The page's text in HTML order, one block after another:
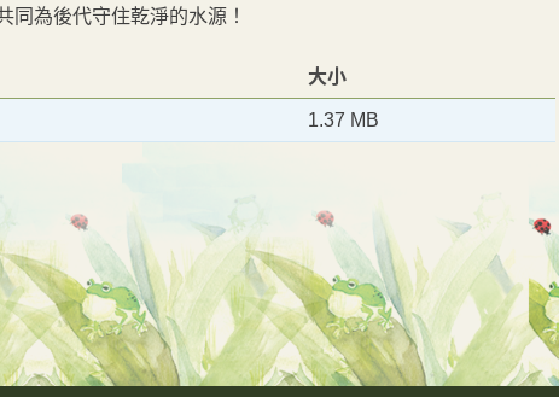
同為後代守住乾淨的水源！
大小
1.37 MB